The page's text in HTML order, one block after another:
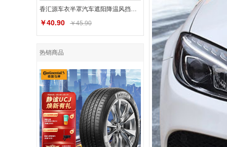
香汇源车衣半罩汽车遮阳降温风挡罩夏季隔热罩防霜前挡汽车前挡风
￥40.90 ￥45.90
热销商品